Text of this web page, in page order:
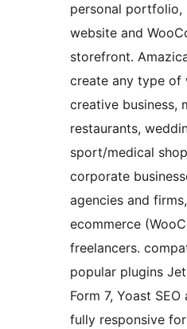
personal portfolio,
website and
storefront.
create any type of
creative business,
restaurants,
sport/medical
corporate
agencies and
ecommerce
freelancers.
popular plugins
Form 7, Yoast
fully responsive